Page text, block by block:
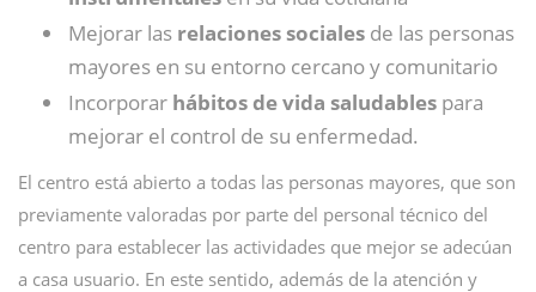
Mejorar las relaciones sociales de las personas
mayores en su entorno cercano y comunitario
Incorporar hábitos de vida saludables para
mejorar el control de su enfermedad.
El centro está abierto a todas las personas mayores, que son
previamente valoradas por parte del personal técnico del
centro para establecer las actividades que mejor se adecúan
a casa usuario. En este sentido, además de la atención y